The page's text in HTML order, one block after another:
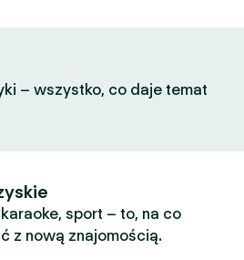
– wszystko, co daje temat
sport – to, na co
z nową znajomością.